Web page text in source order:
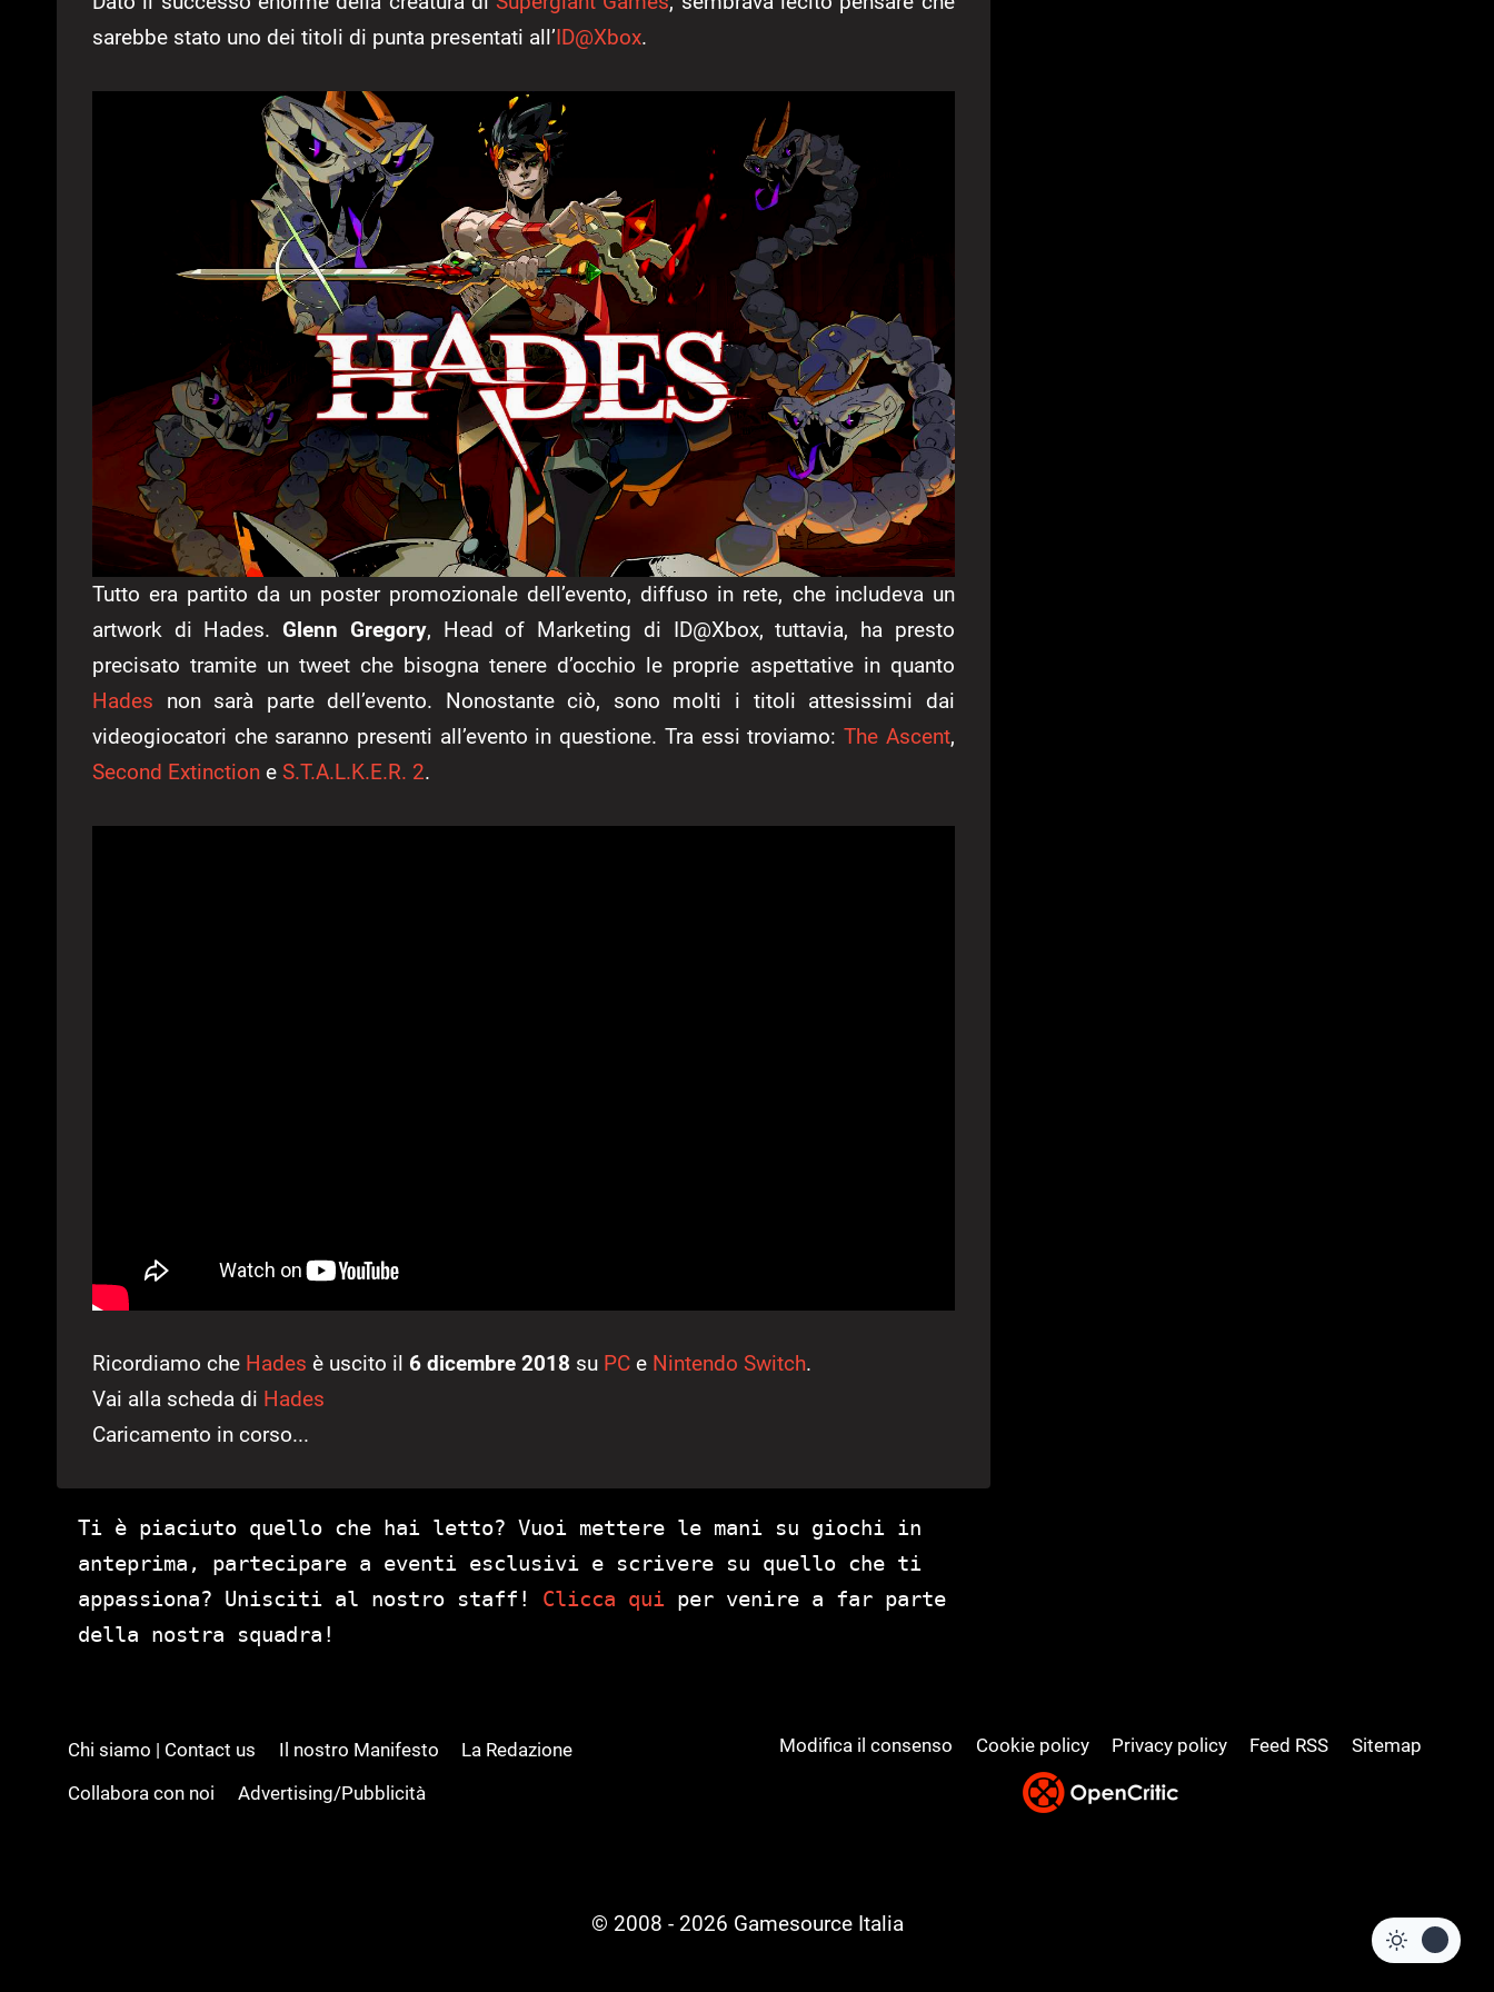
sarebbe stato uno dei titoli di punta presentati all’ID@Xbox.
Tutto era partito da un poster promozionale dell’evento, diffuso in rete, che includeva un
artwork di Hades.Glenn Gregory, Head of Marketing di ID@Xbox, tuttavia, ha presto
precisato tramite un tweet che bisogna tenere d’occhio le proprie aspettative in quanto
Hades non sarà parte dell’evento. Nonostante ciò, sono molti i titoli attesissimi dai
videogiocatori che saranno presenti all’evento in questione. Tra essi troviamo: The Ascent,
Second Extinction e S.T.A.L.K.E.R. 2.
Ricordiamo che Hades è uscito il 6 dicembre 2018 su PC e Nintendo Switch.
Vai alla scheda di Hades
Caricamento in corso...
Ti è piaciuto quello che hai letto? Vuoi mettere le mani su giochi in
anteprima, partecipare a eventi esclusivi e scrivere su quello che ti
appassiona? Unisciti al nostro staff! Clicca qui per venire a far parte
della nostra squadra!
Chi siamo | Contact us Il nostro Manifesto
La Redazione
Collabora con noi
Advertising/Pubblicità
Modifica il consenso Cookie policy Privacy policy Feed RSS Sitemap
© 2008 - 2026 Gamesource Italia